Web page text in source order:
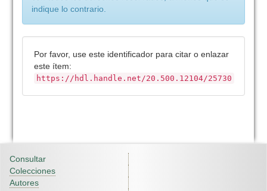
indique lo contrario.
Por favor, use este identificador para citar o enlazar
este ítem:
https://hdl.handle.net/20.500.12104/25730
Consultar
Colecciones
Autores